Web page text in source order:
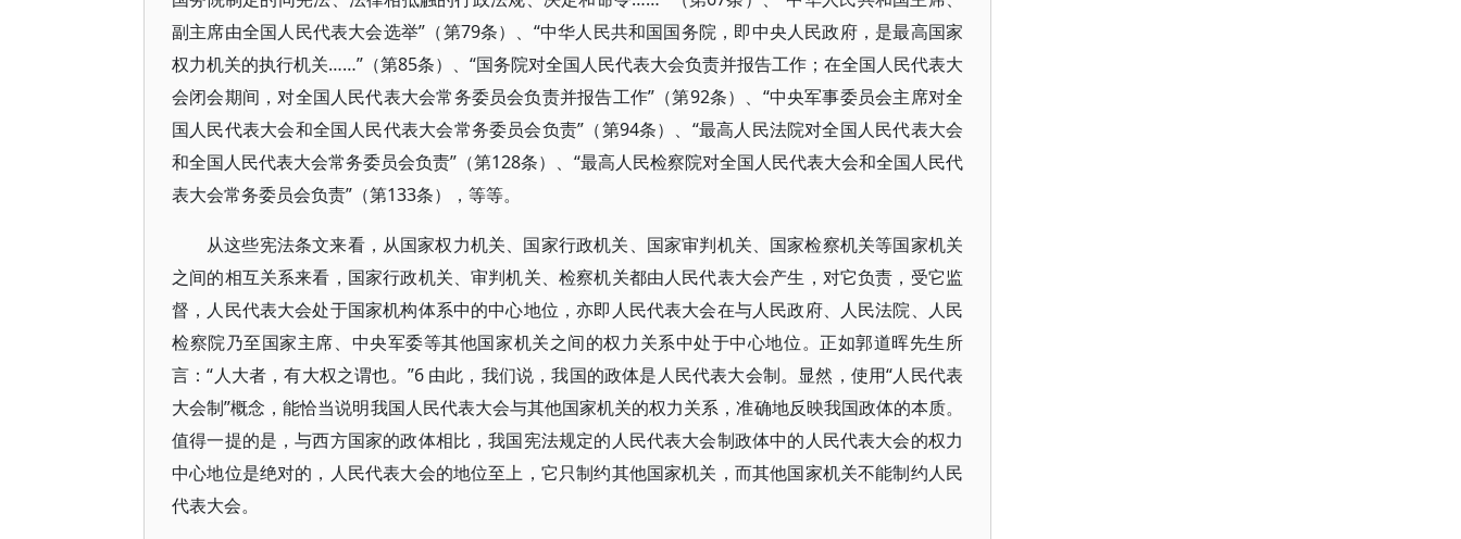
副主席由全国人民代表大会选举”（第79条）、“中华人民共和国国务院，即中央人民政府，是最高国家
权力机关的执行机关……”（第85条）、“国务院对全国人民代表大会负责并报告工作；在全国人民代表大
会闭会期间，对全国人民代表大会常务委员会负责并报告工作”（第92条）、“中央军事委员会主席对全
国人民代表大会和全国人民代表大会常务委员会负责”（第94条）、“最高人民法院对全国人民代表大会
和全国人民代表大会常务委员会负责”（第128条）、“最高人民检察院对全国人民代表大会和全国人民代
表大会常务委员会负责”（第133条），等等。
从这些宪法条文来看，从国家权力机关、国家行政机关、国家审判机关、国家检察机关等国家机关
之间的相互关系来看，国家行政机关、审判机关、检察机关都由人民代表大会产生，对它负责，受它监
督，人民代表大会处于国家机构体系中的中心地位，亦即人民代表大会在与人民政府、人民法院、人民
检察院乃至国家主席、中央军委等其他国家机关之间的权力关系中处于中心地位。正如郭道晖先生所
言：“人大者，有大权之谓也。”6 由此，我们说，我国的政体是人民代表大会制。显然，使用“人民代表
大会制”概念，能恰当说明我国人民代表大会与其他国家机关的权力关系，准确地反映我国政体的本质。
值得一提的是，与西方国家的政体相比，我国宪法规定的人民代表大会制政体中的人民代表大会的权力
中心地位是绝对的，人民代表大会的地位至上，它只制约其他国家机关，而其他国家机关不能制约人民
代表大会。